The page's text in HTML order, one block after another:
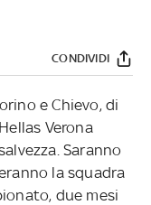
CONDIVIDI
e Chievo, di
Verona
Saranno
la squadra
due mesi